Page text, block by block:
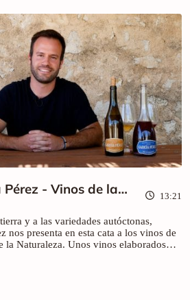
- Vinos de la
13:21
y a las variedades autóctonas,
nos presenta en esta cata a los vinos de
la Naturaleza. Unos vinos elaborados
Blanco Macabeo, Garcia Perez Vinos de